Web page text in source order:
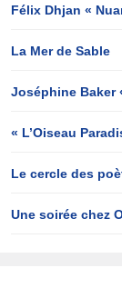
Félix Dhjan «
La Mer de Sable
Joséphine Baker
« L’Oiseau
Le cercle des
Une soirée chez